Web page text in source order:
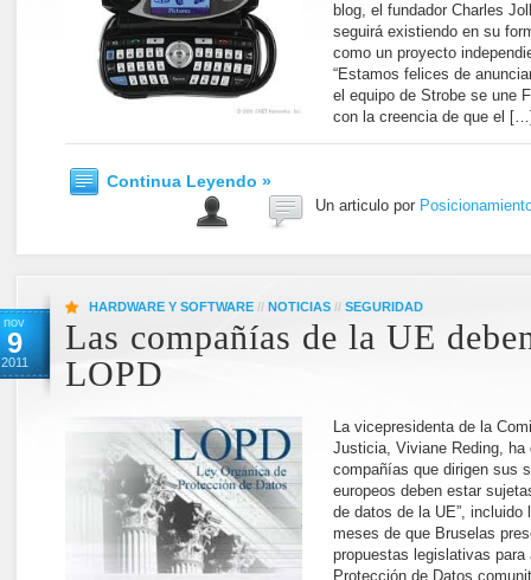
blog, el fundador Charles
seguirá existiendo en su
como un proyecto
“Estamos felices de
el equipo de Strobe se une
con la creencia de que el
Continua Leyendo »
Un articulo por
nov
9
2011
HARDWARE Y SOFTWARE // NOTICIAS // SEGURIDAD
Las compañías de la UE
LOPD
La vicepresidenta de la
Justicia, Viviane Reding, ha
compañías que dirigen sus
europeos deben estar
de datos de la UE”,
meses de que Bruselas
propuestas legislativas
Protección de Datos